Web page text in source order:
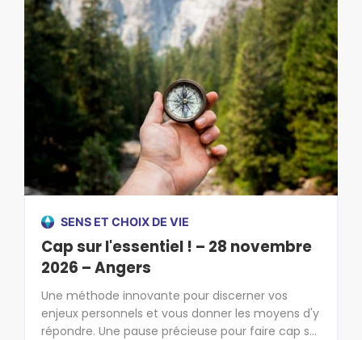
SENS ET CHOIX DE VIE
Cap sur l'essentiel ! – 28 novembre
2026 – Angers
Une méthode innovante pour discerner vos
enjeux personnels et vous donner les moyens d'y
répondre. Une pause précieuse pour faire cap sur